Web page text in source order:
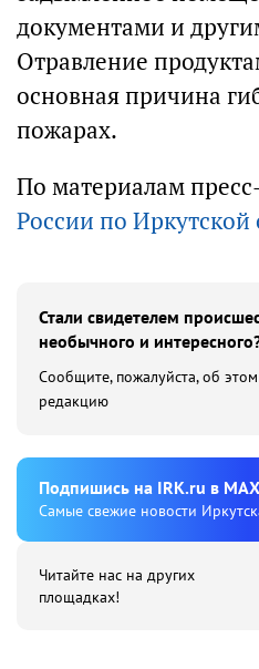
документами и
Отравление
основная причина
пожарах.
По материалам
России по Иркутской
Стали свидетелем
необычного и
Сообщите, пожалуйста, об
редакцию
Подпишиcь на IRK.ru в MAX
Cамые свежие новости
Читайте нас на других
площадках!